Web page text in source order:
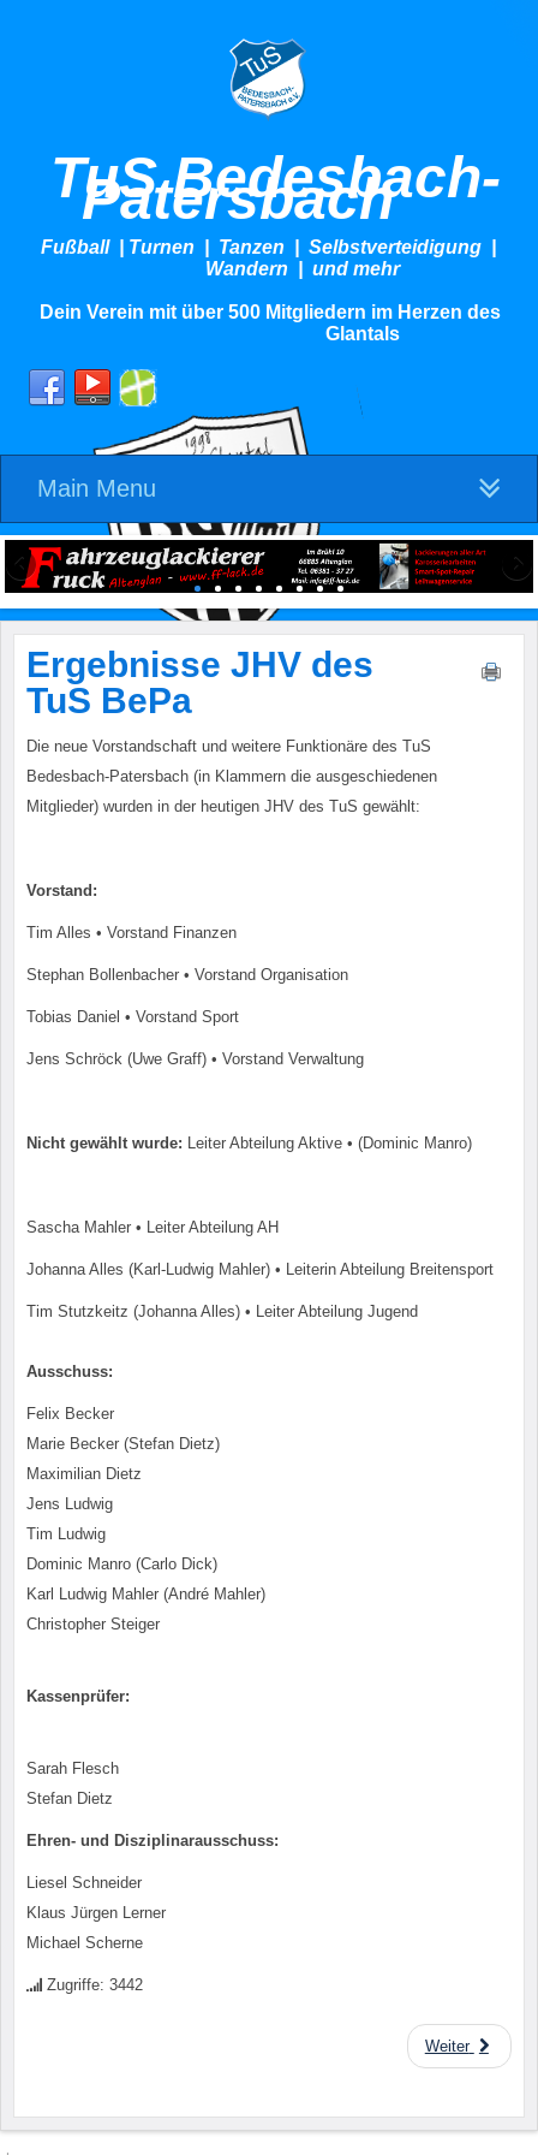
TuS Bedesbach-
Patersbach
Fußball | Turnen | Tanzen | Selbstverteidigung |
Wandern | und mehr
Dein Verein mit über 500 Mitgliedern im Herzen des
Glantals
Main Menu
Ergebnisse JHV des
TuS BePa
Die neue Vorstandschaft und weitere Funktionäre des TuS
Bedesbach-Patersbach (in Klammern die ausgeschiedenen
Mitglieder) wurden in der heutigen JHV des TuS gewählt:
Vorstand:
Tim Alles • Vorstand Finanzen
Stephan Bollenbacher • Vorstand Organisation
Tobias Daniel • Vorstand Sport
Jens Schröck (Uwe Graff) • Vorstand Verwaltung
Nicht gewählt wurde: Leiter Abteilung Aktive • (Dominic Manro)
Sascha Mahler • Leiter Abteilung AH
Johanna Alles (Karl-Ludwig Mahler) • Leiterin Abteilung Breitensport
Tim Stutzkeitz (Johanna Alles) • Leiter Abteilung Jugend
Ausschuss:
Felix Becker
Marie Becker (Stefan Dietz)
Maximilian Dietz
Jens Ludwig
Tim Ludwig
Dominic Manro (Carlo Dick)
Karl Ludwig Mahler (André Mahler)
Christopher Steiger
Kassenprüfer:
Sarah Flesch
Stefan Dietz
Ehren- und Disziplinarausschuss:
Liesel Schneider
Klaus Jürgen Lerner
Michael Scherne
Zugriffe: 3442
Weiter